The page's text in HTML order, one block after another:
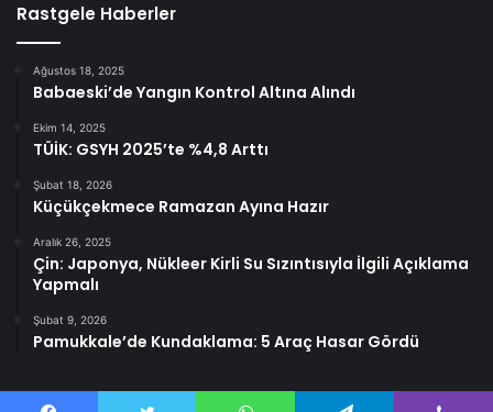
Rastgele Haberler
Ağustos 18, 2025
Babaeski’de Yangın Kontrol Altına Alındı
Ekim 14, 2025
TÜİK: GSYH 2025’te %4,8 Arttı
Şubat 18, 2026
Küçükçekmece Ramazan Ayına Hazır
Aralık 26, 2025
Çin: Japonya, Nükleer Kirli Su Sızıntısıyla İlgili Açıklama
Yapmalı
Şubat 9, 2026
Pamukkale’de Kundaklama: 5 Araç Hasar Gördü